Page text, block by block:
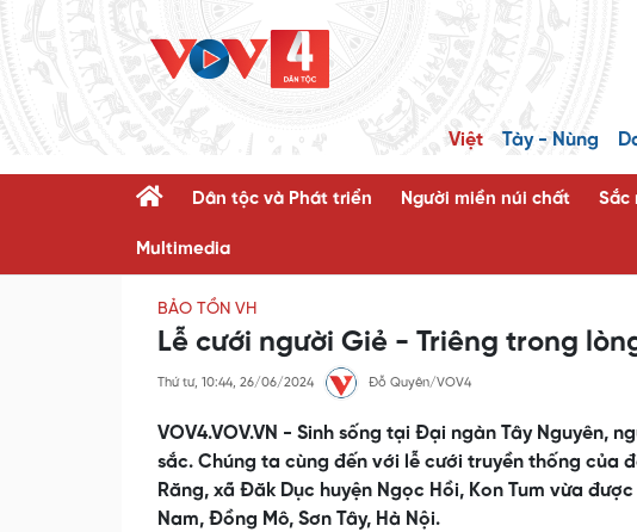
Việt Tày - Nùng
Dân tộc và Phát triển Người miền núi chất Sắc
Multimedia
BẢO TỒN VH
Lễ cưới người Giẻ - Triêng trong
Thứ tư, 10:44, 26/06/2024 Đỗ Quyên/VOV4
VOV4.VOV.VN - Sinh sống tại Đại ngàn Tây Nguyên,
sắc. Chúng ta cùng đến với lễ cưới truyền thống của
Răng, xã Đăk Dục huyện Ngọc Hồi, Kon Tum vừa
Nam, Đồng Mô, Sơn Tây, Hà Nội.